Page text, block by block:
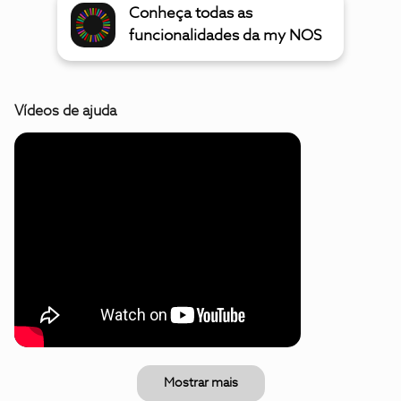
Conheça todas as
funcionalidades da my NOS
Vídeos de ajuda
Mostrar mais